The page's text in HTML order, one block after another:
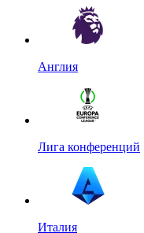
Англия
Лига конференций
Италия